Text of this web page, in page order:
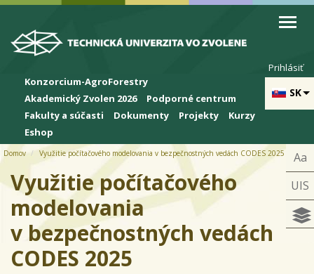
Skip to cookies
Skip to navigation
Skočiť na hlavný obsah
SK
Prihlásiť
Konzorcium-AgroForestry
Akademický Zvolen 2026
Podporné centrum
Fakulty a súčasti
Dokumenty Projekty
Kurzy
Eshop
Aa
UIS
Domov Využitie počítačového modelovania v bezpečnostných vedách CODES 2025
Využitie počítačového
modelovania
v bezpečnostných vedách
CODES 2025